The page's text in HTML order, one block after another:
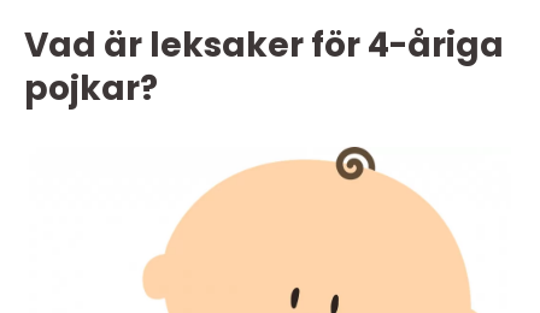
Vad är leksaker för 4-åriga
pojkar?